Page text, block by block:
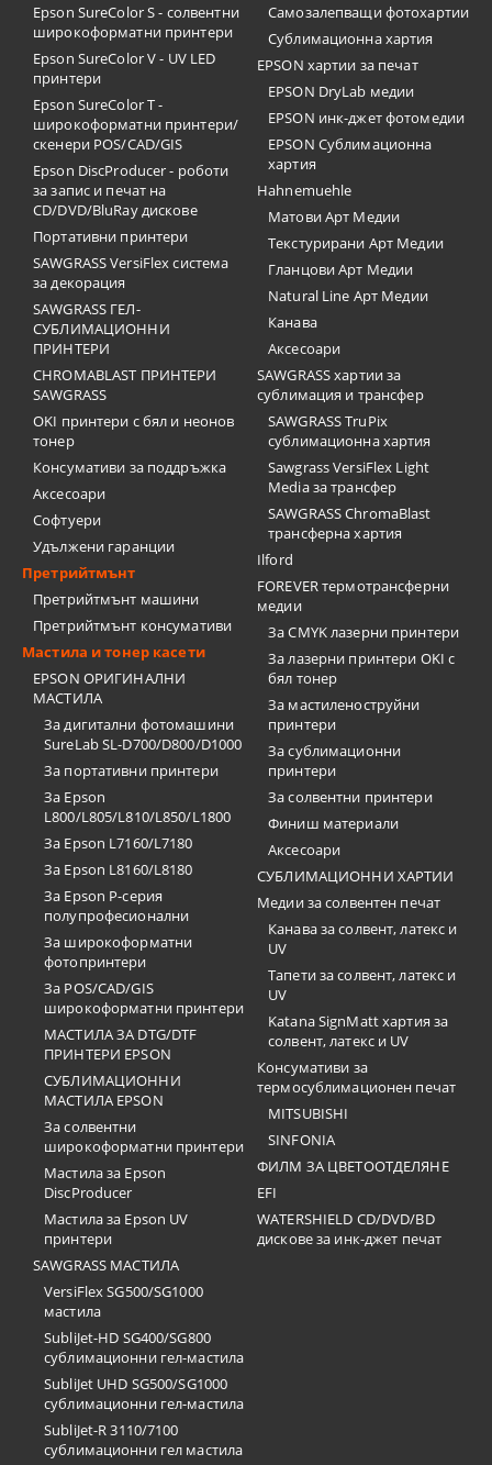
Epson SureColor S - солвентни
широкоформатни принтери
Epson SureColor V - UV LED
принтери
Epson SureColor T -
широкоформатни принтери/
скенери POS/CAD/GIS
Epson DiscProducer - роботи
за запис и печат на
CD/DVD/BluRay дискове
Портативни принтери
SAWGRASS VersiFlex система
за декорация
SAWGRASS ГЕЛ-
СУБЛИМАЦИОННИ
ПРИНТЕРИ
CHROMABLAST ПРИНТЕРИ
SAWGRASS
OKI принтери с бял и неонов
тонер
Консумативи за поддръжка
Аксесоари
Софтуери
Удължени гаранции
Претрийтмънт
Претрийтмънт машини
Претрийтмънт консумативи
Мастила и тонер касети
EPSON ОРИГИНАЛНИ
МАСТИЛА
За дигитални фотомашини
SureLab SL-D700/D800/D1000
За портативни принтери
За Epson
L800/L805/L810/L850/L1800
За Epson L7160/L7180
За Epson L8160/L8180
За Epson P-серия
полупрофесионални
За широкоформатни
фотопринтери
За POS/CAD/GIS
широкоформатни принтери
МАСТИЛА ЗА DTG/DTF
ПРИНТЕРИ EPSON
СУБЛИМАЦИОННИ
МАСТИЛА EPSON
За солвентни
широкоформатни принтери
Мастила за Epson
DiscProducer
Мастила за Epson UV
принтери
SAWGRASS МАСТИЛА
VersiFlex SG500/SG1000
мастила
SubliJet-HD SG400/SG800
сублимационни гел-мастила
SubliJet UHD SG500/SG1000
сублимационни гел-мастила
SubliJet-R 3110/7100
сублимационни гел мастила
Самозалепващи фотохартии
Сублимационна хартия
EPSON хартии за печат
EPSON DryLab медии
EPSON инк-джет фотомедии
EPSON Сублимационна
хартия
Hahnemuehle
Матови Арт Медии
Текстурирани Арт Медии
Гланцови Арт Медии
Natural Line Арт Медии
Канава
Аксесоари
SAWGRASS хартии за
сублимация и трансфер
SAWGRASS TruPix
сублимационна хартия
Sawgrass VersiFlex Light
Media за трансфер
SAWGRASS ChromaBlast
трансферна хартия
Ilford
FOREVER термотрансферни
медии
За CMYK лазерни принтери
За лазерни принтери OKI с
бял тонер
За мастиленоструйни
принтери
За сублимационни
принтери
За солвентни принтери
Финиш материали
Аксесоари
СУБЛИМАЦИОННИ ХАРТИИ
Медии за солвентен печат
Канава за солвент, латекс и
UV
Тапети за солвент, латекс и
UV
Katana SignMatt хартия за
солвент, латекс и UV
Консумативи за
термосублимационен печат
MITSUBISHI
SINFONIA
ФИЛМ ЗА ЦВЕТООТДЕЛЯНЕ
EFI
WATERSHIELD CD/DVD/BD
дискове за инк-джет печат